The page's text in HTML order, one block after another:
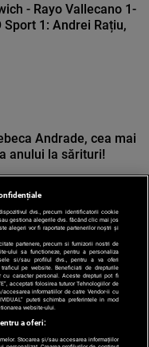
- Rayo Vallecano 1-
Sport 1: Andrei Rațiu,
Andrade, cea mai
anului la sărituri!
dvs., precum identificatorii cookie
gestiona alegerile dvs. făcând clic mai jos
alegeri vor fi raportate partenerilor noștri și
partenere, precum si furnizorii nostri de
ului sa functioneze, pentru a personaliza
si/sau profilul dvs., pentru a va oferi
pe website. Beneficiati de drepturile
cu caracter personal. Aceste drepturi pot fi
acceptati folosirea tuturor Tehnologiilor de
informatiilor de catre Vendor-ii cu
puteti schimba preferintele in mod
website-ului.
a oferi:
Stocarea și/sau accesarea informațiilor